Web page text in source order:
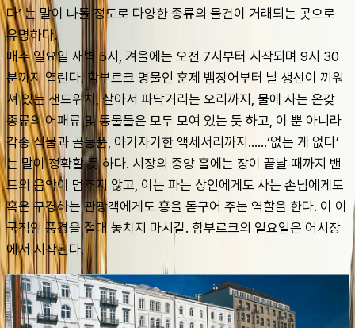
다’ 는 말이 나돌 정도로 다양한 종류의 물건이 거래되는 곳으로
유명하다.
매주 일요일 새벽 5시, 겨울에는 오전 7시부터 시작되며 9시 30
분까지 열린다. 함부르크 명물인 훈제 뱀장어부터 날 생선이 끼워
져 있는 샌드위치, 살아서 파닥거리는 오리까지, 물에 사는 온갖
종류의 어패류 및 동물들은 모두 모여 있는 듯 하고, 이 뿐 아니라
각종 식물과 골동품, 아기자기한 액세서리까지……‘없는 게 없다’
는 말이 정확할 듯 하다. 시장의 중앙 홀에는 장이 끝날 때까지 밴
드의 음악이 멈추지 않고, 이는 파는 상인에게도 사는 손님에게도
혹은 구경하는 관광객에게도 흥을 돋구어 주는 역할을 한다. 이 이
국적인 풍경을 절대 놓치지 마시길. 함부르크의 일요일은 어시장
에서 시작된다.